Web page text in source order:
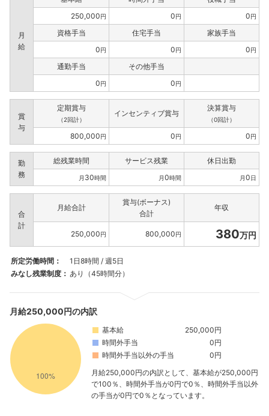
月
給
250,000円 0円 0円
資格手当 住宅手当
家族手当
0円 0円 0円
通勤手当
その他手当
0円 0円
賞
与
定期賞与
（2回計）
インセンティブ賞与
決算賞与
（0回計）
800,000円 0円 0円
勤
務
総残業時間 サービス残業 休日出勤
月 30時間 月0時間 月0日
合
計
月給合計
賞与(ボーナス)
合計
年収
250,000円 800,000円 380万円
所定労働時間：
1日8時間 / 週5日
みなし残業制度： あり（45時間分）
月給250,000円の内訳
基本給
250,000円
時間外手当
0円
時間外手当以外の手当
0円
月給250,000円の内訳として、基本給が250,000円
で100％、時間外手当が0円で0％、時間外手当以外
の手当が0円で0％となっています。